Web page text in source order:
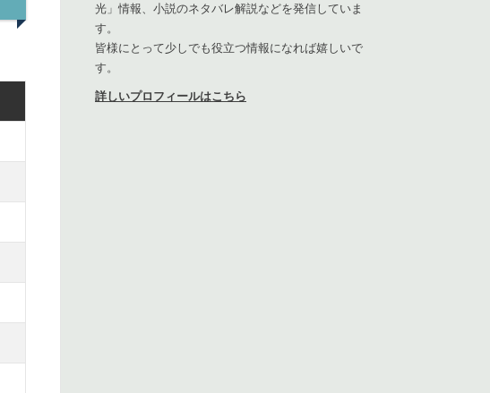
光」情報、小説のネタバレ解説などを発信していま
す。
皆様にとって少しでも役立つ情報になれば嬉しいで
す。
詳しいプロフィールはこちら